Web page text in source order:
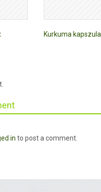
Kurkuma kapszula
in to post a comment.